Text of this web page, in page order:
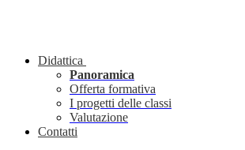
Didattica
Panoramica
Offerta formativa
I progetti delle classi
Valutazione
Contatti